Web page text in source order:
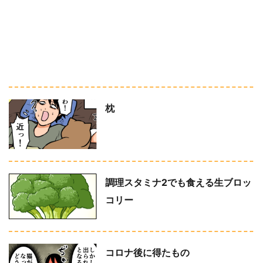
枕
調理スタミナ2でも食える生ブロッ
コリー
コロナ後に得たもの